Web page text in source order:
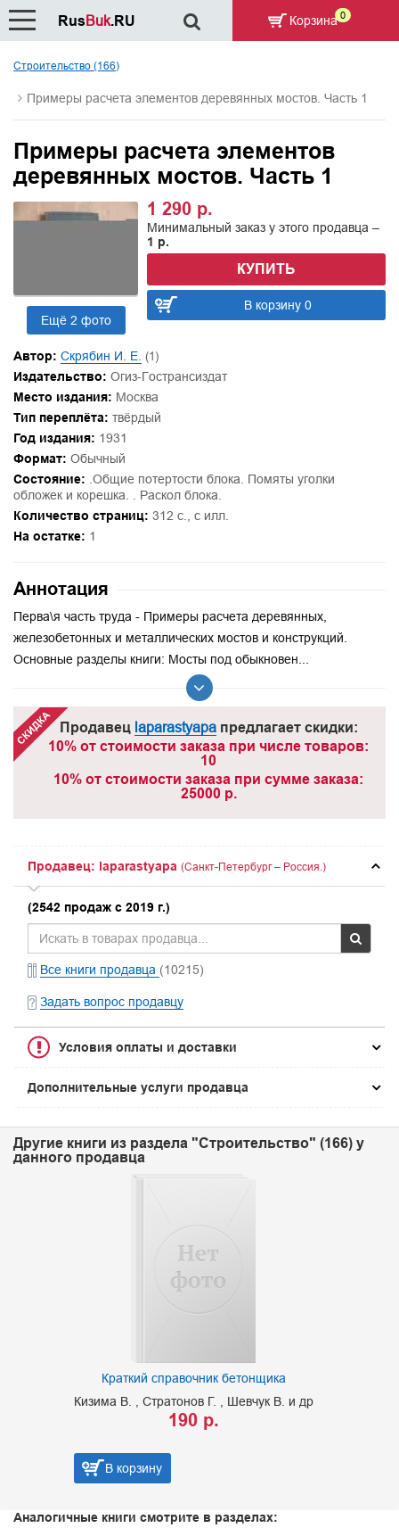
Строительство (166)
Примеры расчета элементов деревянных мостов. Часть 1
Примеры расчета элементов
деревянных мостов. Часть 1
Ещё 2 фото
1 290 р.
Минимальный заказ у этого продавца –
1 р.
КУПИТЬ
В корзину 0
Автор: Скрябин И. Е. (1)
Издательство: Огиз-Гострансиздат
Место издания: Москва
Тип переплёта: твёрдый
Год издания: 1931
Формат: Обычный
Состояние: .Общие потертости блока. Помяты уголки
обложек и корешка. . Раскол блока.
Количество страниц: 312 с., с илл.
На остатке: 1
Аннотация
Перва\я часть труда - Примеры расчета деревянных,
железобетонных и металлических мостов и конструкций.
Основные разделы книги: Мосты под обыкновен...
Продавец laparastyapaпредлагает скидки:
10% от стоимости заказа при числе товаров:
10
10% от стоимости заказа при сумме заказа:
25000 р.
Продавец: laparastyapa (Санкт-Петербург – Россия.)
(2542 продаж с 2019 г.)
Все книги продавца (10215)
Задать вопрос продавцу
Условия оплаты и доставки
Дополнительные услуги продавца
Другие книги из раздела "Строительство" (166) у
данного продавца
Краткий справочник бетонщика
Кизима В. Стратонов Г. Шевчук В. и др
190 р.
В корзину
Аналогичные книги смотрите в разделах:
RusBuk.RU Корзина 0